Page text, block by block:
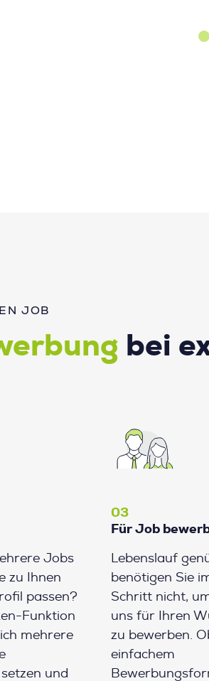
JOB
bei
Jobs
zu Ihnen
passen?
Funktion
mehrere
und
03
Für Job
Lebenslauf
benötigen Sie
Schritt nicht,
uns für Ihren
zu bewerben.
einfachem